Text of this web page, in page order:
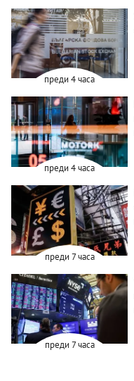
преди 4 часа
преди 4 часа
преди 7 часа
преди 7 часа